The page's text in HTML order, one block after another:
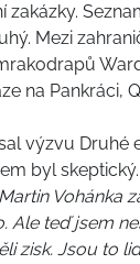
zakázky.
Mezi
na Pankráci,
výzvu Druhé
byl skeptický.
Vohánka
Ale teď jsem
zisk. Jsou to